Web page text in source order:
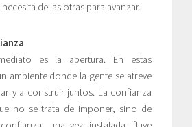
de las otras para avanzar.
es la apertura. En estas
ambiente donde la gente se atreve
y a construir juntos. La confianza
no se trata de imponer, sino de